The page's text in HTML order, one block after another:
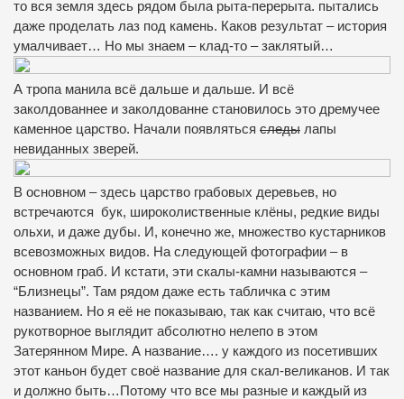
то вся земля здесь рядом была рыта-перерыта. пытались
даже проделать лаз под камень. Каков результат – история
умалчивает… Но мы знаем – клад-то – заклятый…
А тропа манила всё дальше и дальше. И всё
заколдованнее и заколдованне становилось это дремучее
каменное царство. Начали появляться следы лапы
невиданных зверей.
В основном – здесь царство грабовых деревьев, но
встречаются бук, широколиственные клёны, редкие виды
ольхи, и даже дубы. И, конечно же, множество кустарников
всевозможных видов. На следующей фотографии – в
основном граб. И кстати, эти скалы-камни называются –
“Близнецы”. Там рядом даже есть табличка с этим
названием. Но я её не показываю, так как считаю, что всё
рукотворное выглядит абсолютно нелепо в этом
Затерянном Мире. А название…. у каждого из посетивших
этот каньон будет своё название для скал-великанов. И так
и должно быть…Потому что все мы разные и каждый из